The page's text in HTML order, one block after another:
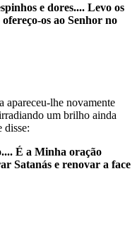
e dores.... Levo os
os ao Senhor no
apareceu-lhe novamente
um brilho ainda
disse:
É a Minha oração
Satanás e renovar a face